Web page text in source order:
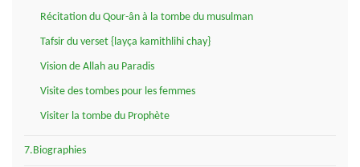
Récitation du Qour-ân à la tombe du musulman
Tafsir du verset {layça kamithlihi chay}
Vision de Allah au Paradis
Visite des tombes pour les femmes
Visiter la tombe du Prophète
7.Biographies